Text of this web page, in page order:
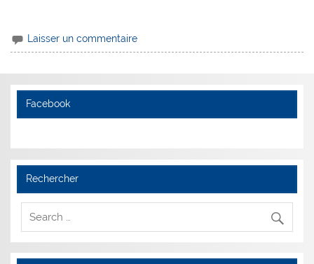
Laisser un commentaire
Facebook
Rechercher